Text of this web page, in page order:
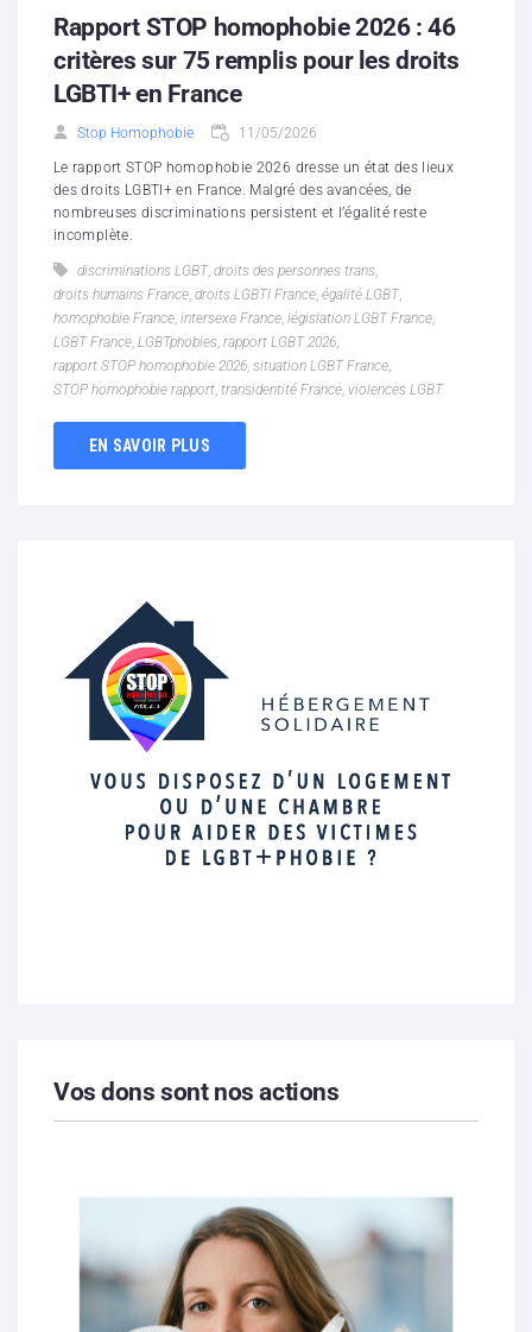
Rapport STOP homophobie 2026 : 46
critères sur 75 remplis pour les droits
LGBTI+ en France
Stop Homophobie 11/05/2026
Le rapport STOP homophobie 2026 dresse un état des lieux
des droits LGBTI+ en France. Malgré des avancées, de
nombreuses discriminations persistent et l’égalité reste
incomplète.
discriminations LGBT, droits des personnes trans,
droits humains France, droits LGBTI France, égalité LGBT,
homophobie France, intersexe France, législation LGBT France,
LGBT France, LGBTphobies, rapport LGBT 2026,
rapport STOP homophobie 2026, situation LGBT France,
STOP homophobie rapport, transidentité France, violences LGBT
EN SAVOIR PLUS
Vos dons sont nos actions